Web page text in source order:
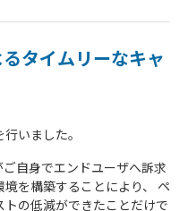
タイムリーなキャ
いました。
自身でエンドユーザへ訴求
を構築することにより、 ペ
の低減ができたことだけで